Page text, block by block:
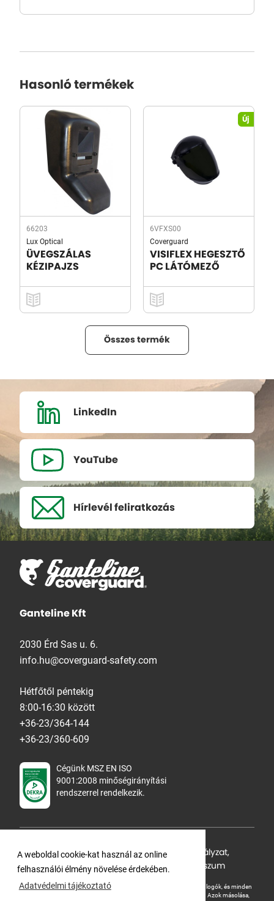
A weboldal cookie-kat használ az online
felhasználói élmény növelése érdekében.
Adatvédelmi tájékoztató
Hasonló termékek
66203
Lux Optical
ÜVEGSZÁLAS
KÉZIPAJZS
Új
6VFXS00
Coverguard
VISIFLEX HEGESZTŐ
PC LÁTÓMEZŐ
Összes termék
LinkedIn
YouTube
Hírlevél feliratkozás
Ganteline Kft
2030 Érd Sas u. 6.
info.hu@coverguard-safety.com
Hétfőtől péntekig
8:00-16:30 között
+36-23/364-144
+36-23/360-609
Cégünk MSZ EN ISO
9001:2008 minőségirányítási
rendszerrel rendelkezik.
Adatvédelmi tájékoztató,Cookie Szabályzat,
Felhasználási feltételek,ÁSZF Impresszum
A Ganteline Kft jelen honlapja szerzői jog által védett. A leírások, fotók, logók, és minden
Azok másolása,